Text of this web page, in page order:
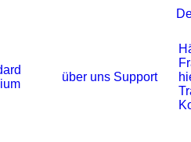
über uns Support